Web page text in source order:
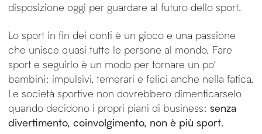
disposizione oggi per guardare al futuro dello sport.
Lo sport in fin dei conti è un gioco e una passione
che unisce quasi tutte le persone al mondo. Fare
sport e seguirlo è un modo per tornare un po’
bambini: impulsivi, temerari e felici anche nella fatica.
Le società sportive non dovrebbero dimenticarselo
quando decidono i propri piani di business: senza
divertimento, coinvolgimento, non è più sport.